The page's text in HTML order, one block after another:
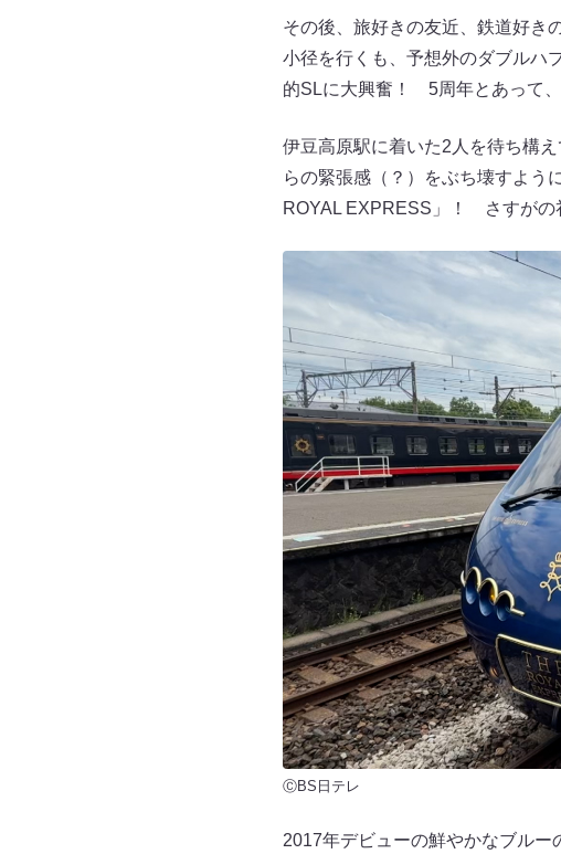
その後、旅好きの友近、鉄道好き
小径を行くも、予想外のダブルハ
的SLに大興奮！ 5周年とあって、
伊豆高原駅に着いた2人を待ち構
らの緊張感（？）をぶち壊すよう
ROYAL EXPRESS」！ さすがの
ⒸBS日テレ
2017年デビューの鮮やかなブル